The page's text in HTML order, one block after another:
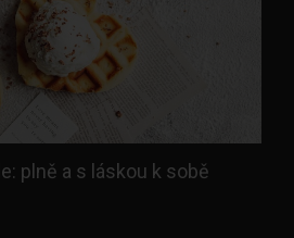
plně a s láskou k sobě